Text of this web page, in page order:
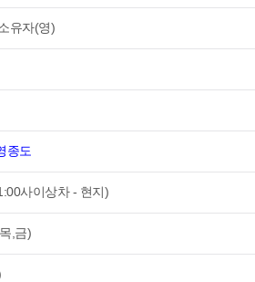
유자(영)
종도
사이상차 - 현지)
,금)